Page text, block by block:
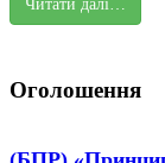
Читати далі…
Оголошення